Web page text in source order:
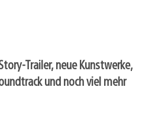
Trailer, neue Kunstwerke,
und noch viel mehr